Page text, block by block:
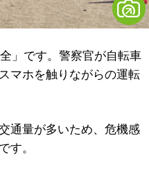
」です。警察官が自転車
マホを触りながらの運転
通量が多いため、危機感
す。